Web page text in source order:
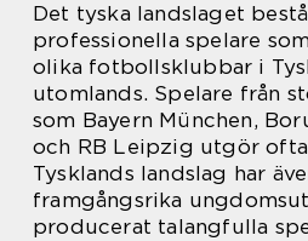
Det tyska landslaget
professionella spelare
olika fotbollsklubbar i
utomlands. Spelare från
som Bayern München,
och RB Leipzig utgör
Tysklands landslag har
framgångsrika
producerat talangfulla